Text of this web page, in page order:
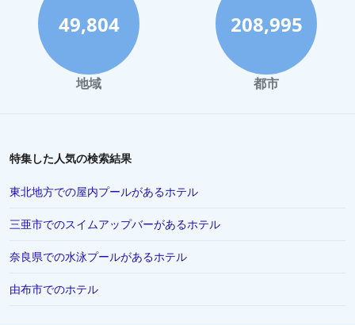
49,804
地域
208,995
都市
特集した人気の検索結果
東北地方での屋内プールがあるホテル
三亜市でのスイムアップバーがあるホテル
奈良県での水泳プールがあるホテル
由布市でのホテル